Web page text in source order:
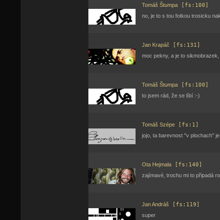
Tomáš Štumpa [fs:100]
no, je to s tou fotkou trosicku
Jan Krapáč [fs:131]
moc pekny, a je to
Tomáš Štumpa [fs:100]
to jsem rád, že se líbí :-)
Tomáš Szépe [fs:1]
jojo, ta barevnost "v plochach"
Ota Hejmala [fs:140]
zajímavé, trochu mi to připadá
Jan Andráš [fs:119]
super